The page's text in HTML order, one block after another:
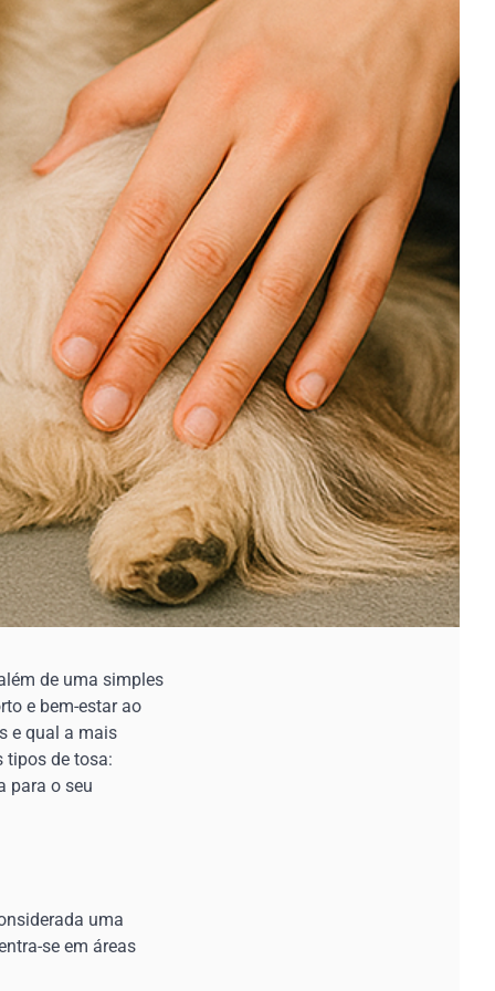
de uma simples
e bem-estar ao
e qual a mais
tipos de tosa:
para o seu
uma
se em áreas